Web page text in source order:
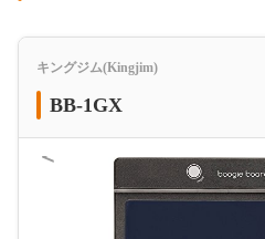
キングジム(Kingjim)
BB-1GX
＜